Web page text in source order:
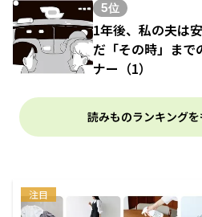
5位
1年後、私の夫は
だ「その時」まで
ナー（1）
読みものランキング
注目